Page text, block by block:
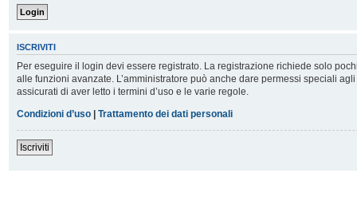
ISCRIVITI
Per eseguire il login devi essere registrato. La registrazione richiede solo
alle funzioni avanzate. L’amministratore può anche dare permessi speciali
assicurati di aver letto i termini d’uso e le varie regole.
Condizioni d’uso | Trattamento dei dati personali
Iscriviti